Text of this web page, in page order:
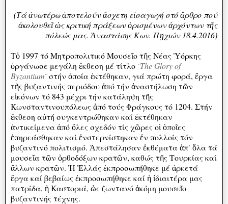
(Τά ἀνωτέρω ἀποτελούν ἄσχετη εἰσαγωγή στό ἄρθρο πού
ἀκολουθεῖ ὡς κριτική πράξεων ὁρισμένων ἀρχόντων τῆς
πόλεώς μας. Ἀναστάσης Κων. Πῃχιών 18.4.2016)
Τὀ 1997 τό Μητροπολιτικό Μουσεῖο τῆς Νέας Ὑόρκης
ὀργάνωσε μεγάλη ἔκθεση μέ τίτλο ¨The Glory of
Byzantium¨στήν ὁποία ἐκτέθηκαν, γιά πρώτη φορά, ἔργα
τῆς βυζαντινής περιόδου ἀπό τήν ἀναστήλωση τῶν
εἰκόνων τό 843 μέχρι τήν κατάληψη τῆς
Κωνσταντινουπόλεως ἀπό τούς Φράγκους τό 1204. Στήν
ἔκθεση αὐτή συγκεντρώθηκαν καί ἐκτέθηκαν
ἀντικείμενα ἀπό ὅλες σχεδόν τίς χῶρες οἱ ὁποῖες
ἐπηρεάσθηκαν καί ἐνστερνίστηκαν ἐν πολλοίς τόν
βυζαντινό πολιτισμό. Ἀπεστάλησαν ἐκθέματα ἀπʹ ὄλα τά
μουσεῖα τῶν ὀρθοδόξων κρατῶν, καθώς τῆς Τουρκίας καί
ἄλλων κρατῶν. Ἡ Ἑλλάς ἐκπροσωπήθηκε μέ ἀρκετά
ἔργα καί βεβαίως ἐκπροσωπήθηκε καί ἡ ἰδιαιτέρα μας
πατρίδα, ἡ Καστοριά, ὡς ζωντανό ἀκόμη μουσεῖο
βυζαντινής τέχνης.